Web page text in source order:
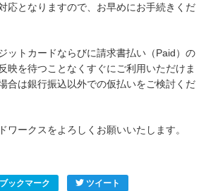
応となりますので、お早めにお手続きくだ
ットカードならびに請求書払い（Paid）の
映を待つことなくすぐにご利用いただけま
合は銀行振込以外での仮払いをご検討くだ
ワークスをよろしくお願いいたします。
ブックマーク ツイート